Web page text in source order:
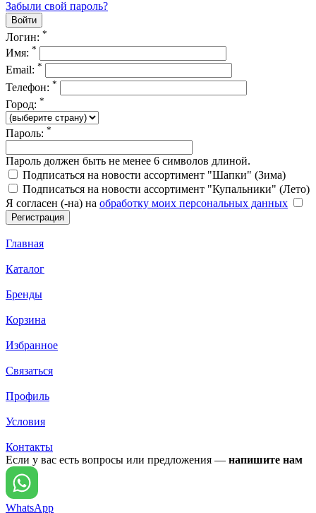
Забыли свой пароль?
Логин: *
Имя: *
Email: *
Телефон: *
Город: *
Пароль: *
Пароль должен быть не менее 6 символов длиной.
Подписаться на новости ассортимент "Шапки" (Зима)
Подписаться на новости ассортимент "Купальники" (Лето)
Я согласен (-на) на обработку моих персональных данных
Главная
Каталог
Бренды
Корзина
Избранное
Связаться
Профиль
Условия
Контакты
Если у вас есть вопросы или предложения — напишите нам
WhatsApp